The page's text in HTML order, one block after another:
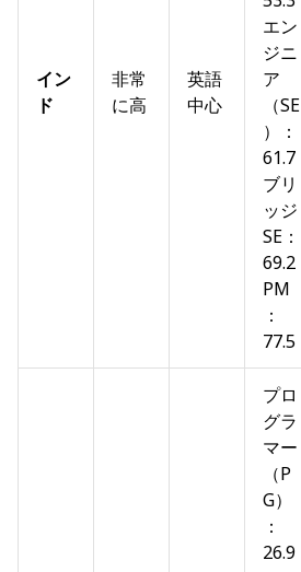
イン
ド
非常
に高
英語
中心
エン
ジニ
ア
（SE
）：
61.7
ブリ
ッジ
SE：
69.2
PM
：
77.5
プロ
グラ
マー
（P
G）
：
26.9